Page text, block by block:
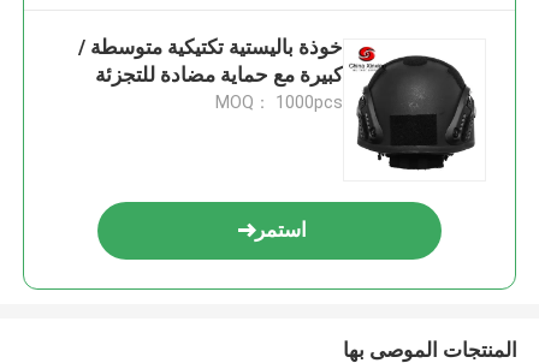
خوذة باليستية تكتيكية متوسطة /
كبيرة مع حماية مضادة للتجزئة
MOQ： 1000pcs
استمر
المنتجات الموصى بها